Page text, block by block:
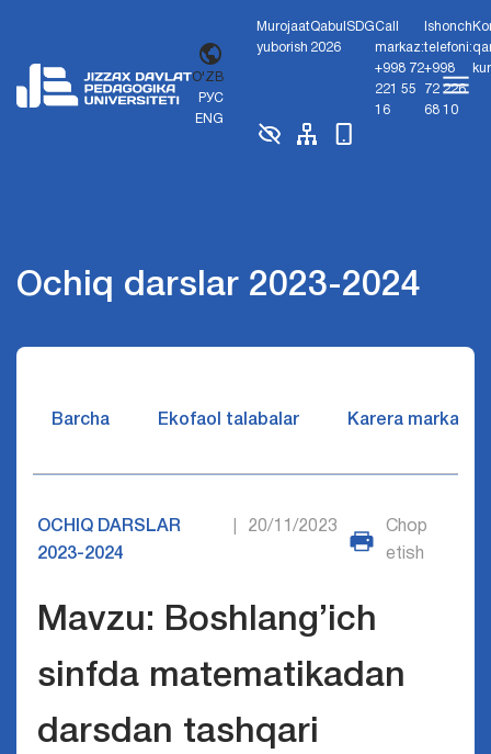
O'ZB
РУС
ENG
Murojaat
yuborish
Qabul
2026
SDGCall
markaz:
+998 72
221 55
16
Ishonch
telefoni:
+998
72 226
68 10
Ochiq darslar 2023-2024
Barcha Ekofaol talabalar Karera markazi
OCHIQ DARSLAR
2023-2024
20/11/2023
Chop
etish
Mavzu: Boshlang’ich
sinfda matematikadan
darsdan tashqari